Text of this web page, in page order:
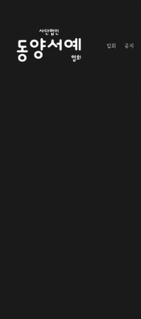
입회 공지